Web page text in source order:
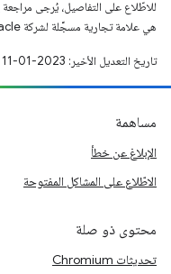
للاطّلاع على التفاصيل، يُرجى مراجعة
هي علامة تجارية مسجَّلة لشركة Oracle و/أو شركائها التابعين.
تاريخ التعديل الأخير: 2023-01-11 (حسب التوقيت العالمي المتفَّق عليه)
مساهمة
الإبلاغ عن خطأ
الاطّلاع على المشاكل المفتوحة
محتوى ذو صلة
تحديثات Chromium